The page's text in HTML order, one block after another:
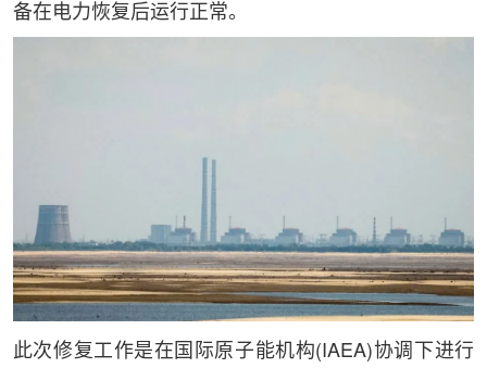
备在电力恢复后运行正常。
此次修复工作是在国际原子能机构(IAEA)协调下进行